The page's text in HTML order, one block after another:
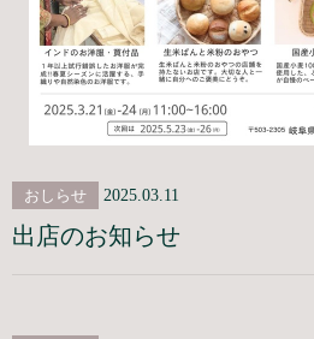
おしらせ 2025.03.11
出店のお知らせ